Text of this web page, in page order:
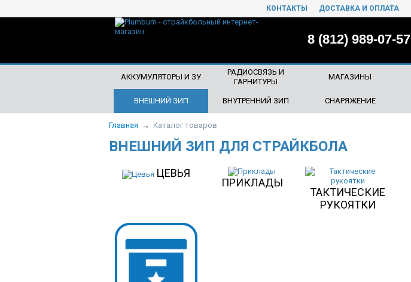
КОНТАКТЫ ДОСТАВКА И ОПЛАТА
8 (812) 989-07-57
АККУМУЛЯТОРЫ И ЗУ
РАДИОСВЯЗЬ И
ГАРНИТУРЫ
МАГАЗИНЫ
ВНЕШНИЙ ЗИП ВНУТРЕННИЙ ЗИП СНАРЯЖЕНИЕ
Главная → Каталог товаров
ВНЕШНИЙ ЗИП ДЛЯ СТРАЙКБОЛА
ЦЕВЬЯ
ПРИКЛАДЫ
ТАКТИЧЕСКИЕ
РУКОЯТКИ
ЧТО БУДЕМ ИСКАТЬ?